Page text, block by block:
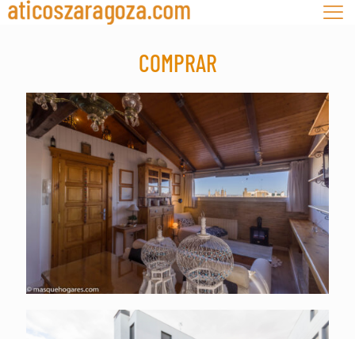
COMPRAR
Av. Conde de Aranda. C. Histórico. Precio 205.000
euros.